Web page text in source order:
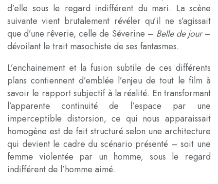
d’elle sous le regard indifférent du mari. La scène
suivante vient brutalement révéler qu’il ne s’agissait
que d’une rêverie, celle de Séverine – Belle de jour–
dévoilant le trait masochiste de ses fantasmes.
L’enchainement et la fusion subtile de ces différents
plans contiennent d’emblée l’enjeu de tout le film à
savoir le rapport subjectif à la réalité. En transformant
l’apparente continuité de l’espace par une
imperceptible distorsion, ce qui nous apparaissait
homogène est de fait structuré selon une architecture
qui devient le cadre du scénario présenté – soit une
femme violentée par un homme, sous le regard
indifférent de l’homme aimé.